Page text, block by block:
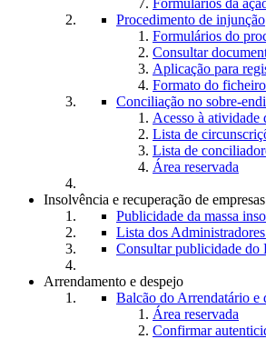
Formulários da
Procedimento de injunção
Formulários do
Consultar
Aplicação para
Formato do
Conciliação no sobre-
Acesso à atividade
Lista de
Lista de
Área reservada
Insolvência e recuperação de empresas
Publicidade da massa
Lista dos
Consultar publicidade do
Arrendamento e despejo
Balcão do Arrendatário e
Área reservada
Confirmar